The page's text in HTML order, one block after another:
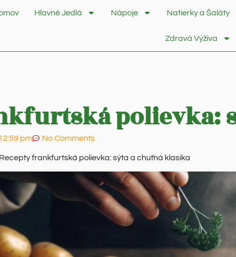
Hlavné Jedlá Nápoje Natierky a Šaláty
Zdravá Výživa
polievka:
12:59 pm No Comments
Recepty frankfurtská polievka: sýta a chuťná klasika